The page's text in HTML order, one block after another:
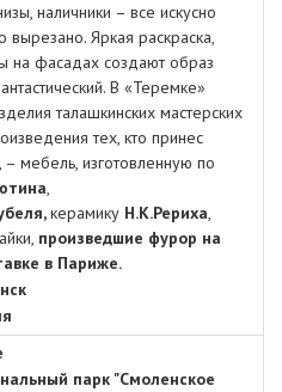
наличники – все искусно
вырезано. Яркая раскраска,
на фасадах создают образ
В «Теремке»
талашкинских мастерских
тех, кто принес
– мебель, изготовленную по
,
керамику Н.К.Рериха,
произведшие фурор на
в Париже.
парк "Смоленское